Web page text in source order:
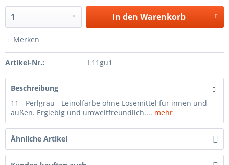
In den Warenkorb
Merken
Artikel-Nr.: L11gu1
Beschreibung
11 - Perlgrau - Leinölfarbe ohne Lösemittel für innen und
außen. Ergiebig und umweltfreundlich.... mehr
Ähnliche Artikel